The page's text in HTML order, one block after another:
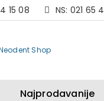
15 08 NS: 021 65
Najprodavanije